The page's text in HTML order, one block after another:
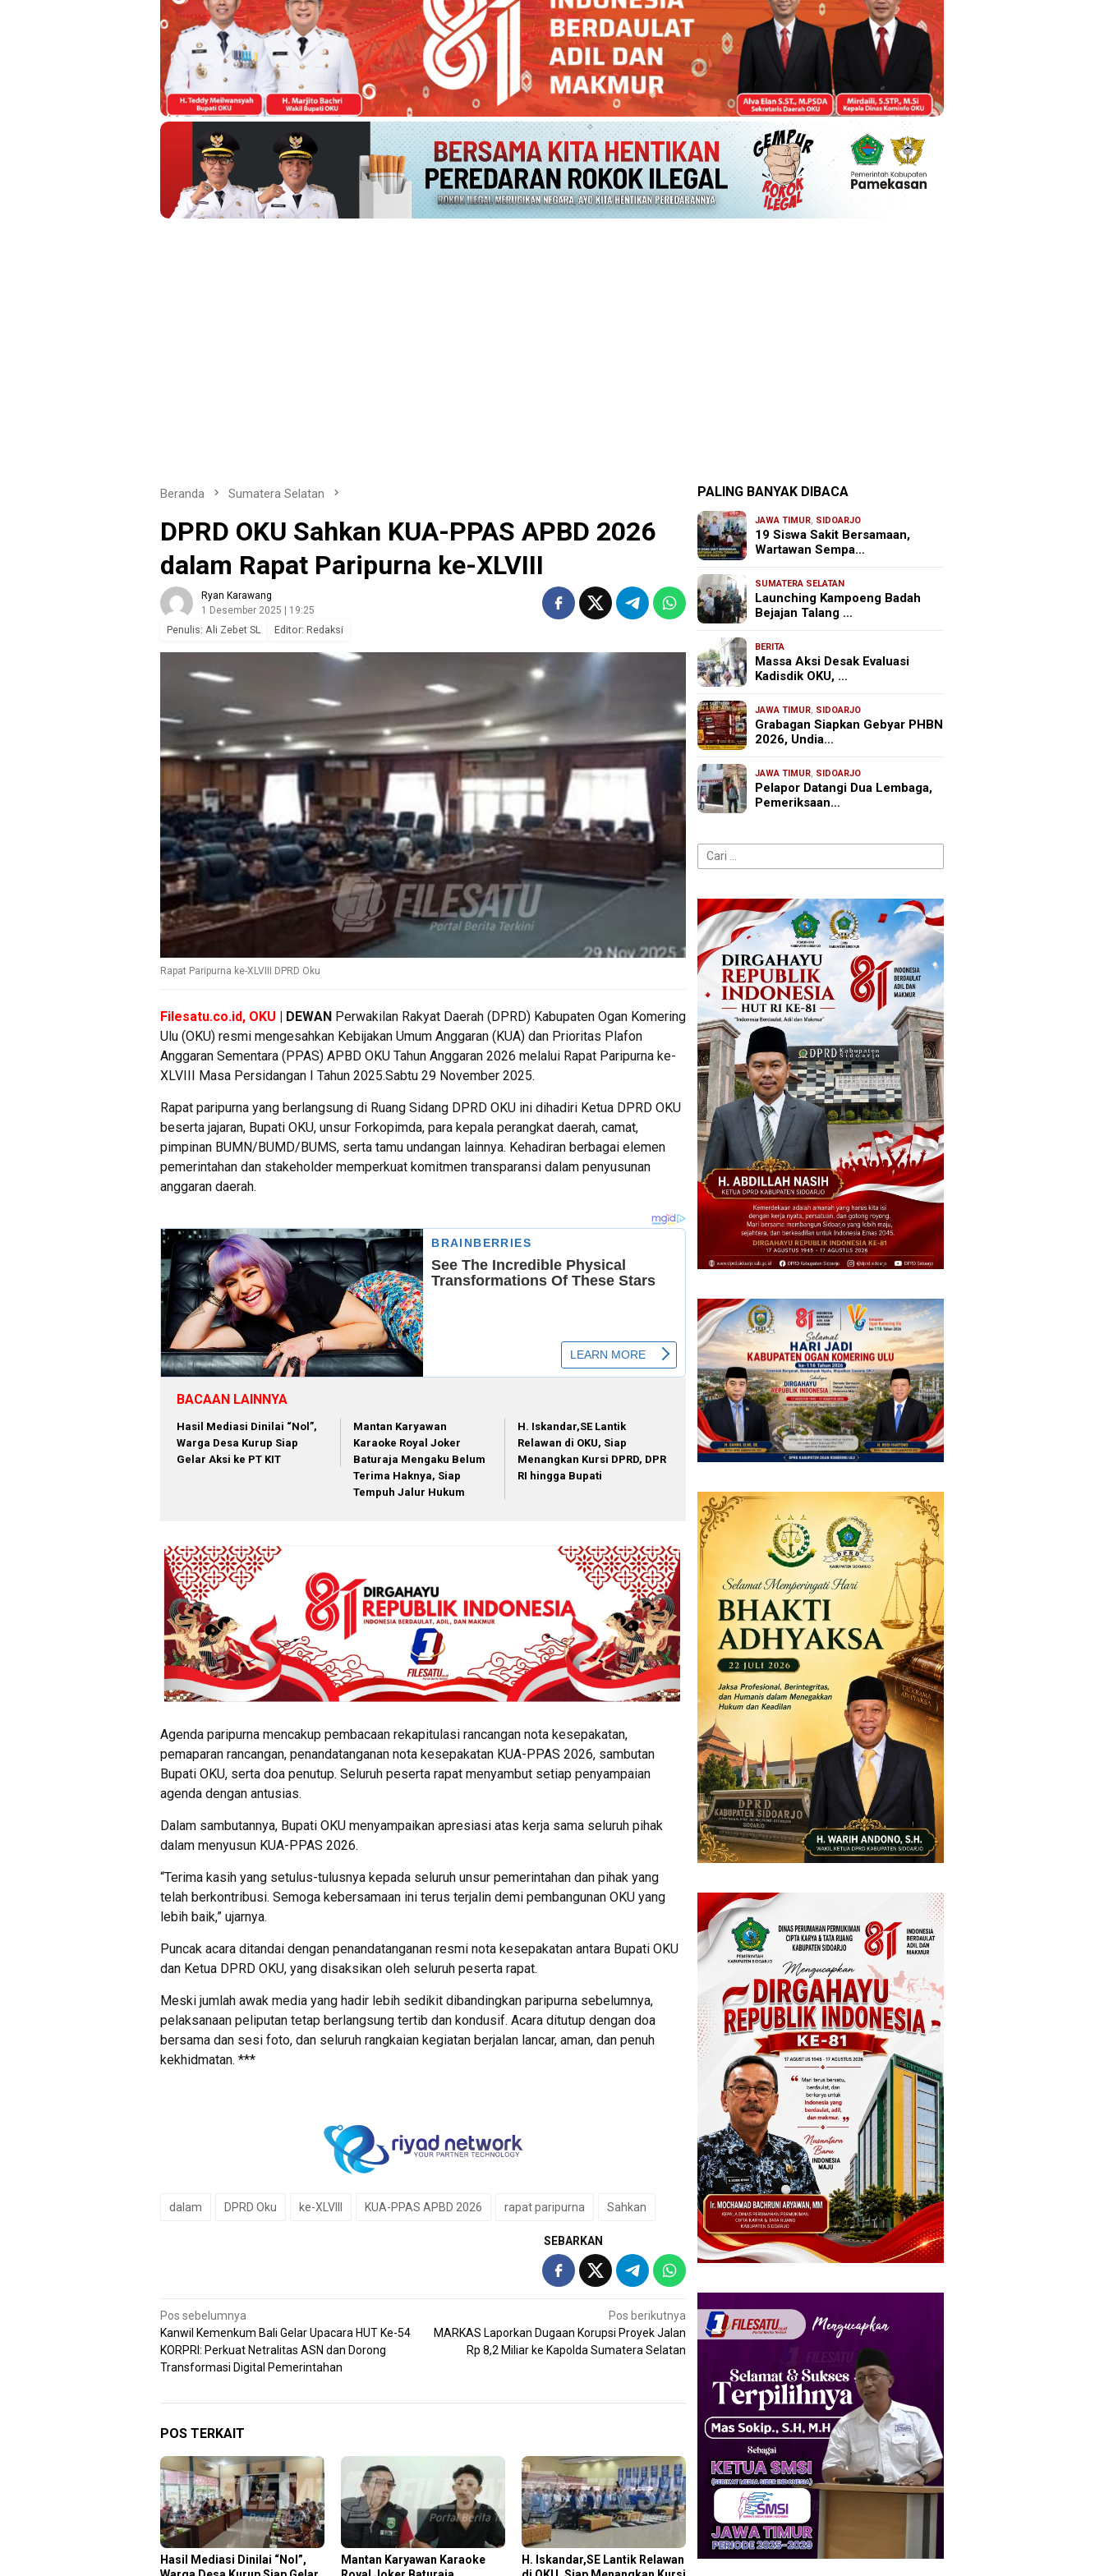
Beranda Sumatera Selatan
DPRD OKU Sahkan KUA-PPAS APBD 2026
dalam Rapat Paripurna ke-XLVIII
Ryan Karawang
1 Desember 2025 | 19:25
Penulis: Ali Zebet SL Editor: Redaksi
Rapat Paripurna ke-XLVIII DPRD Oku
Filesatu.co.id, OKU | DEWAN Perwakilan Rakyat Daerah (DPRD) Kabupaten Ogan Komering
Ulu (OKU) resmi mengesahkan Kebijakan Umum Anggaran (KUA) dan Prioritas Plafon
Anggaran Sementara (PPAS) APBD OKU Tahun Anggaran 2026 melalui Rapat Paripurna ke-
XLVIII Masa Persidangan I Tahun 2025.Sabtu 29 November 2025.
Rapat paripurna yang berlangsung di Ruang Sidang DPRD OKU ini dihadiri Ketua DPRD OKU
beserta jajaran, Bupati OKU, unsur Forkopimda, para kepala perangkat daerah, camat,
pimpinan BUMN/BUMD/BUMS, serta tamu undangan lainnya. Kehadiran berbagai elemen
pemerintahan dan stakeholder memperkuat komitmen transparansi dalam penyusunan
anggaran daerah.
BACAAN LAINNYA
Hasil Mediasi Dinilai “Nol”,
Warga Desa Kurup Siap
Gelar Aksi ke PT KIT
Mantan Karyawan
Karaoke Royal Joker
Baturaja Mengaku Belum
Terima Haknya, Siap
Tempuh Jalur Hukum
H. Iskandar,SE Lantik
Relawan di OKU, Siap
Menangkan Kursi DPRD, DPR
RI hingga Bupati
Agenda paripurna mencakup pembacaan rekapitulasi rancangan nota kesepakatan,
pemaparan rancangan, penandatanganan nota kesepakatan KUA-PPAS 2026, sambutan
Bupati OKU, serta doa penutup. Seluruh peserta rapat menyambut setiap penyampaian
agenda dengan antusias.
Dalam sambutannya, Bupati OKU menyampaikan apresiasi atas kerja sama seluruh pihak
dalam menyusun KUA-PPAS 2026.
“Terima kasih yang setulus-tulusnya kepada seluruh unsur pemerintahan dan pihak yang
telah berkontribusi. Semoga kebersamaan ini terus terjalin demi pembangunan OKU yang
lebih baik,” ujarnya.
Puncak acara ditandai dengan penandatanganan resmi nota kesepakatan antara Bupati OKU
dan Ketua DPRD OKU, yang disaksikan oleh seluruh peserta rapat.
Meski jumlah awak media yang hadir lebih sedikit dibandingkan paripurna sebelumnya,
pelaksanaan peliputan tetap berlangsung tertib dan kondusif. Acara ditutup dengan doa
bersama dan sesi foto, dan seluruh rangkaian kegiatan berjalan lancar, aman, dan penuh
kekhidmatan. ***
dalam DPRD Oku ke-XLVIII KUA-PPAS APBD 2026 rapat paripurna Sahkan
SEBARKAN
Navigasi
pos
Pos sebelumnya
Kanwil Kemenkum Bali Gelar Upacara HUT Ke-54
KORPRI: Perkuat Netralitas ASN dan Dorong
Transformasi Digital Pemerintahan
Pos berikutnya
MARKAS Laporkan Dugaan Korupsi Proyek Jalan
Rp 8,2 Miliar ke Kapolda Sumatera Selatan
POS TERKAIT
Hasil Mediasi Dinilai “Nol”,
Mantan Karyawan Karaoke
H. Iskandar,SE Lantik Relawan
PALING BANYAK DIBACA
JAWA TIMUR, SIDOARJO
19 Siswa Sakit Bersamaan,
Wartawan Sempa…
SUMATERA SELATAN
Launching Kampoeng Badah
Bejajan Talang …
BERITA
Massa Aksi Desak Evaluasi
Kadisdik OKU, …
JAWA TIMUR, SIDOARJO
Grabagan Siapkan Gebyar PHBN
2026, Undia…
JAWA TIMUR, SIDOARJO
Pelapor Datangi Dua Lembaga,
Pemeriksaan…
Cari
untuk: